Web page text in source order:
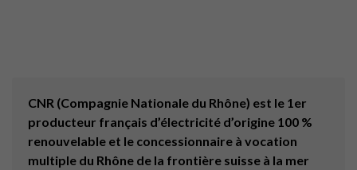
CNR (Compagnie Nationale du Rhône) est le 1er
producteur français d’électricité d’origine 100 %
renouvelable et le concessionnaire à vocation
multiple du Rhône de la frontière suisse à la mer